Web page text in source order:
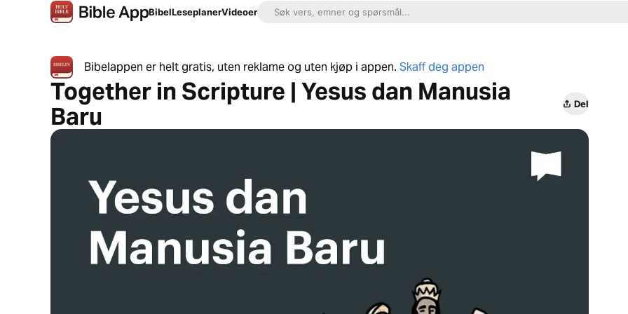
BibelLeseplanerVideoer
Bibelappen er helt gratis, uten reklame og uten kjøp i appen. Skaff deg appen
Together in Scripture | Yesus dan Manusia
Baru
Del